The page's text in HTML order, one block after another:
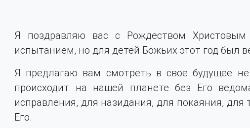
Я поздравляю вас с Рождеством
испытанием, но для детей Божьих этот год был
Я предлагаю вам смотреть в свое будущее
происходит на нашей планете без Его
исправления, для назидания, для покаяния,
Его.